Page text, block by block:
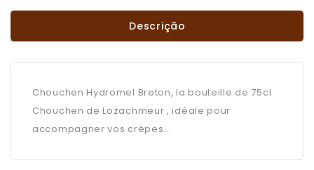
Descrição
Chouchen Hydromel Breton, la bouteille de 75cl
Chouchen de Lozachmeur , idéale pour
accompagner vos crêpes...